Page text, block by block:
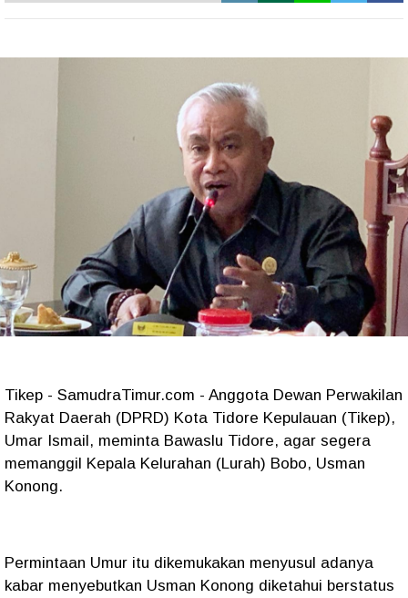
Tikep - SamudraTimur.com - Anggota Dewan Perwakilan
Rakyat Daerah (DPRD) Kota Tidore Kepulauan (Tikep),
Umar Ismail, meminta Bawaslu Tidore, agar segera
memanggil Kepala Kelurahan (Lurah) Bobo, Usman
Konong.
Permintaan Umur itu dikemukakan menyusul adanya
kabar menyebutkan Usman Konong diketahui berstatus